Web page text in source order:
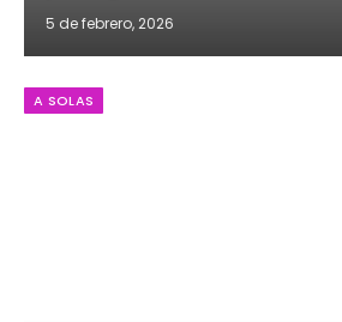
5 de febrero, 2026
A SOLAS